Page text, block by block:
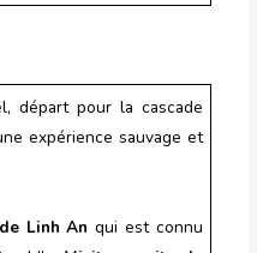
départ pour la cascade
expérience sauvage et
Linh An qui est connu